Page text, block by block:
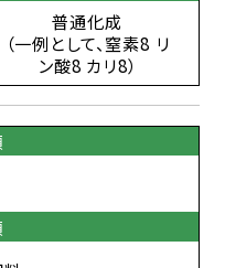
普通化成
（一例として、窒素8 リ
ン酸8 カリ8）